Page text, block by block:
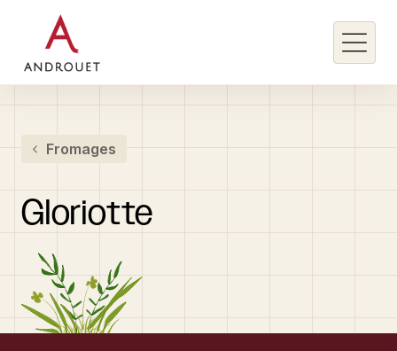
Rechercher un mot clé
Fromages
Gloriotte